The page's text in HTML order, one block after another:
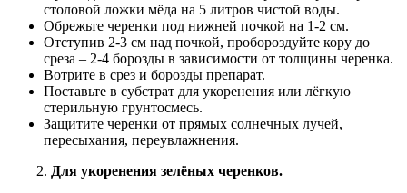
столовой ложки мёда на 5 литров чистой воды.
Обрежьте черенки под нижней почкой на 1-2 см.
Отступив 2-3 см над почкой, пробороздуйте кору до
среза – 2-4 борозды в зависимости от толщины черенка.
Вотрите в срез и борозды препарат.
Поставьте в субстрат для укоренения или лёгкую
стерильную грунтосмесь.
Защитите черенки от прямых солнечных лучей,
пересыхания, переувлажнения.
2. Для укоренения зелёных черенков.